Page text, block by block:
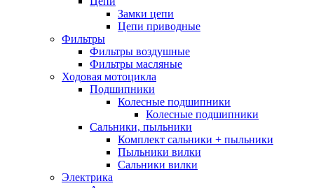
Замки цепи
Цепи приводные
Фильтры
Фильтры воздушные
Фильтры масляные
Ходовая мотоцикла
Подшипники
Колесные подшипники
Колесные подшипники
Сальники, пыльники
Комплект сальники + пыльники
Пыльники вилки
Сальники вилки
Электрика